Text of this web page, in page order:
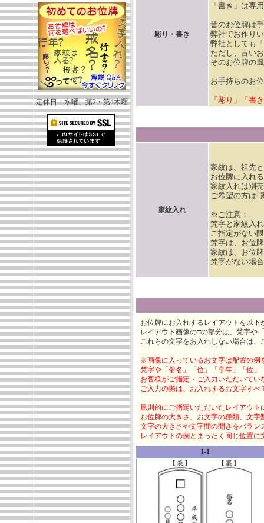
定休日：水曜、第2・第4木曜
彫り・書き
「書き」は専
昔のお位牌は
弊社でお作り
弊社としても
ただし、古い
そのお位牌の
お手持ちのお
「彫り」「書
家紋入れ
家紋は、祖先
お位牌に入れ
家紋入れは別
ご希望の方は｢
※ご注意：
梵字と家紋入
ご指定がない
梵字は、お位
家紋は、お位
梵字がない場
お位牌にお入れするレイアウトを以
レイアウト画像の□の部分は、梵字や
これらの文字をお入れしない場合は
※画像に入っているお文字は配置の例
梵字や「俗名」「位」「享年」「位
お客様がご指定・ご入力いただいて
ご入力の際は、お入れするお文字す
原則的にご指定いただいたレイアウ
お位牌の大きさ、お文字の種類、文字
文字の大きさや文字間の開きをバラ
レイアウトの例とまったく同じ位置
1-1